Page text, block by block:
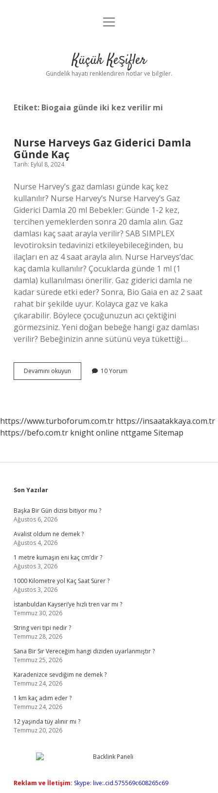
Anasayfa
Yasal Uyarı
menüyü
Küçük Keşifler
Gündelik hayatı renklendiren notlar ve bilgiler.
Etiket: Biogaia günde iki kez verilir mi
Nurse Harveys Gaz Giderici Damla
Günde Kaç
Tarih: Eylül 8, 2024
Nurse Harvey’s gaz damlası günde kaç kez
kullanılır? Nurse Harvey’s Nurse Harvey’s Gaz
Giderici Damla 20 ml Bebekler: Günde 1-2 kez,
tercihen yemeklerden sonra 20 damla alın. Gaz
damlası kaç saat arayla verilir? SAB SIMPLEX
levotiroksin tedavinizi etkileyebileceğinden, bu
ilaçları en az 4 saat arayla alın. Nurse Harveys’dac
kaç damla kullanılır? Çocuklarda günde 1 ml (1
damla) kullanılması önerilir. Gaz giderici damla ne
kadar sürede etki eder? Sonra, Bio Gaia en az 2 saat
rahat bir şekilde uyur. Kolayca gaz ve kaka
çıkarabilir. Böylece çocuğunuzun acı çektiğini
görmezsiniz. Yeni doğan bebeğe hangi gaz damlası
verilir? Bebeğinizin anne sütünü veya tükettiği…
Devamını okuyun
Harveys
Kaç
10 Yorum
https://www.turboforum.com.tr https://insaatakkaya.com.tr
https://befo.com.tr knight online nttgame Sitemap
Sidebar
Son Yazılar
Başka Bir Gün dizisi bitiyor mu ?
Ağustos 6, 2026
Avalist oldum ne demek ?
Ağustos 4, 2026
1 metre kumaşın eni kaç cm’dir ?
Ağustos 3, 2026
1000 Kilometre yol Kaç Saat Sürer ?
Ağustos 3, 2026
İstanbuldan Kayseri’ye hızlı tren var mı ?
Temmuz 30, 2026
String veri tipi nedir ?
Temmuz 28, 2026
Sana Bir Sır Vereceğim hangi diziden uyarlanmıştır ?
Temmuz 25, 2026
Karadenizce sevdiğim ne demek ?
Temmuz 24, 2026
1 km kaç adım eder ?
Temmuz 24, 2026
12 yaşında tüy alınır mı ?
Temmuz 20, 2026
Reklam ve İletişim: Skype: live:.cid.575569c608265c69